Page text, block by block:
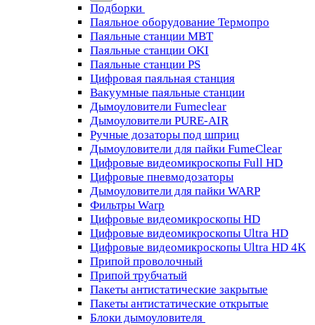
Подборки
Паяльное оборудование Термопро
Паяльные станции MBT
Паяльные станции OKI
Паяльные станции PS
Цифровая паяльная станция
Вакуумные паяльные станции
Дымоуловители Fumeclear
Дымоуловители PURE-AIR
Ручные дозаторы под шприц
Дымоуловители для пайки FumeClear
Цифровые видеомикроскопы Full HD
Цифровые пневмодозаторы
Дымоуловители для пайки WARP
Фильтры Warp
Цифровые видеомикроскопы HD
Цифровые видеомикроскопы Ultra HD
Цифровые видеомикроскопы Ultra HD 4K
Припой проволочный
Припой трубчатый
Пакеты антистатические закрытые
Пакеты антистатические открытые
Блоки дымоуловителя